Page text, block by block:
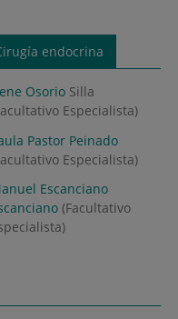
endocrina
OsorioSilla
Especialista)
Pastor Peinado
Especialista)
Escanciano
(Facultativo